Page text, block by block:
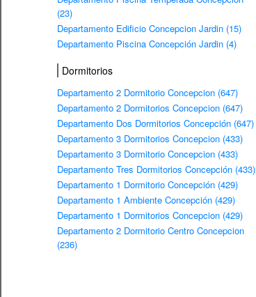
(23)
Departamento Edificio Concepcion Jardin (15)
Departamento Piscina Concepción Jardin (4)
Dormitorios
Departamento 2 Dormitorio Concepcion (647)
Departamento 2 Dormitorios Concepcion (647)
Departamento Dos Dormitorios Concepción (647)
Departamento 3 Dormitorios Concepcion (433)
Departamento 3 Dormitorio Concepcion (433)
Departamento Tres Dormitorios Concepción (433)
Departamento 1 Dormitorio Concepción (429)
Departamento 1 Ambiente Concepción (429)
Departamento 1 Dormitorios Concepcion (429)
Departamento 2 Dormitorio Centro Concepcion
(236)